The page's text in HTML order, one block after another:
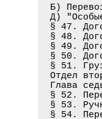
Б)
Д)
§ 47.
§ 48.
§ 49.
§ 50.
§ 51.
Отдел
Глава
§ 52.
§ 53.
§ 54.